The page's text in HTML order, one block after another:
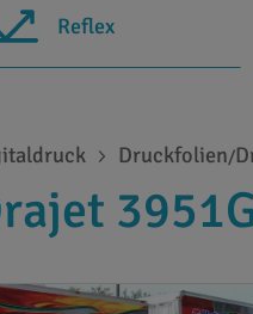
Reflex
Druckfolien/